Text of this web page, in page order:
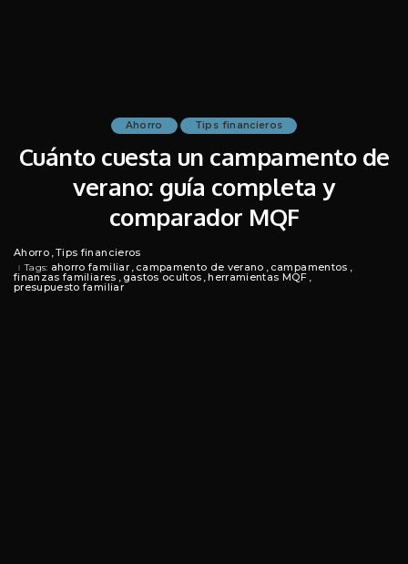
Ahorro Tips financieros
Cuánto cuesta un campamento de
verano: guía completa y
comparador MQF
Ahorro Tips financieros
Tags: ahorro familiar campamento de verano campamentos
finanzas familiares gastos ocultos herramientas MQF
presupuesto familiar